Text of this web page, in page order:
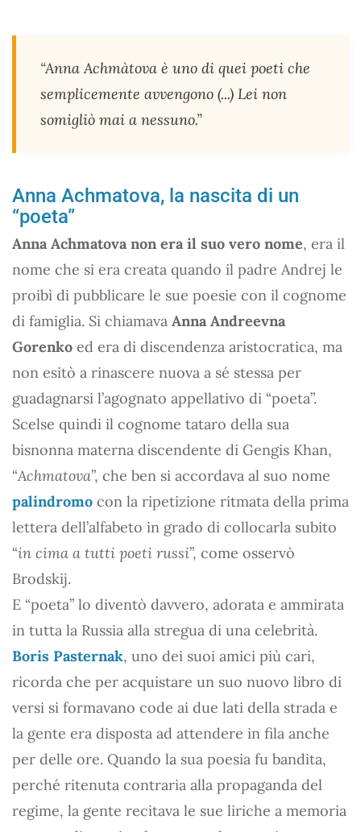
“Anna Achmàtova è uno di quei poeti che
semplicemente avvengono (...) Lei non
somigliò mai a nessuno.”
Anna Achmatova, la nascita di un
“poeta”
Anna Achmatova non era il suo vero nome, era il
nome che si era creata quando il padre Andrej le
proibì di pubblicare le sue poesie con il cognome
di famiglia. Si chiamava Anna Andreevna
Gorenko ed era di discendenza aristocratica, ma
non esitò a rinascere nuova a sé stessa per
guadagnarsi l’agognato appellativo di “poeta”.
Scelse quindi il cognome tataro della sua
bisnonna materna discendente di Gengis Khan,
“Achmatova”, che ben si accordava al suo nome
palindromo con la ripetizione ritmata della prima
lettera dell’alfabeto in grado di collocarla subito
“in cima a tutti poeti russi”, come osservò
Brodskij.
E “poeta” lo diventò davvero, adorata e ammirata
in tutta la Russia alla stregua di una celebrità.
Boris Pasternak, uno dei suoi amici più cari,
ricorda che per acquistare un suo nuovo libro di
versi si formavano code ai due lati della strada e
la gente era disposta ad attendere in fila anche
per delle ore. Quando la sua poesia fu bandita,
perché ritenuta contraria alla propaganda del
regime, la gente recitava le sue liriche a memoria